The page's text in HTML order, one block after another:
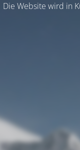
Die Website wird in